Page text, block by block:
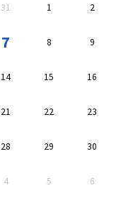
31 1 2
7 8 9
14 15 16
21 22 23
28 29 30
4 5 6